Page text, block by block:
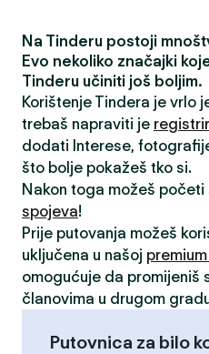
Na Tinderu postoji
Evo nekoliko značajki
Tinderu učiniti još boljim.
Korištenje Tindera je vrlo
trebaš napraviti je
dodati Interese,
što bolje pokažeš tko si.
Nakon toga možeš početi
spojeva!
Prije putovanja možeš
uključena u našoj
omogućuje da promijeniš
članovima u drugom
Putovnica za bilo